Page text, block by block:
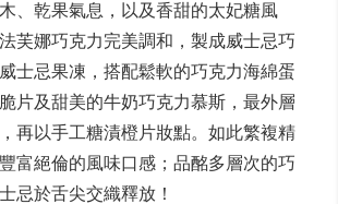
、乾果氣息，以及香甜的太妃糖風
芙娜巧克力完美調和，製成威士忌巧
士忌果凍，搭配鬆軟的巧克力海綿蛋
片及甜美的牛奶巧克力慕斯，最外層
再以手工糖漬橙片妝點。如此繁複精
富絕倫的風味口感；品酩多層次的巧
忌於舌尖交織釋放！